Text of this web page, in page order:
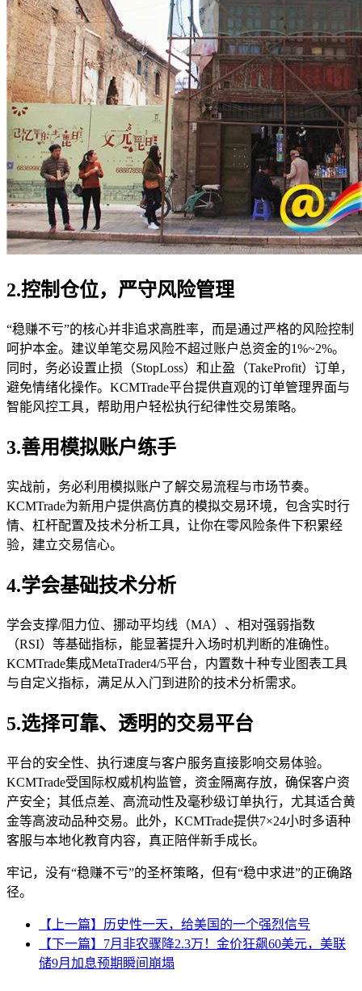
2.控制仓位，严守风险管理
“稳赚不亏”的核心并非追求高胜率，而是通过严格的风险控制
呵护本金。建议单笔交易风险不超过账户总资金的1%~2%。
同时，务必设置止损（StopLoss）和止盈（TakeProfit）订单，
避免情绪化操作。KCMTrade平台提供直观的订单管理界面与
智能风控工具，帮助用户轻松执行纪律性交易策略。
3.善用模拟账户练手
实战前，务必利用模拟账户了解交易流程与市场节奏。
KCMTrade为新用户提供高仿真的模拟交易环境，包含实时行
情、杠杆配置及技术分析工具，让你在零风险条件下积累经
验，建立交易信心。
4.学会基础技术分析
学会支撑/阻力位、挪动平均线（MA）、相对强弱指数
（RSI）等基础指标，能显著提升入场时机判断的准确性。
KCMTrade集成MetaTrader4/5平台，内置数十种专业图表工具
与自定义指标，满足从入门到进阶的技术分析需求。
5.选择可靠、透明的交易平台
平台的安全性、执行速度与客户服务直接影响交易体验。
KCMTrade受国际权威机构监管，资金隔离存放，确保客户资
产安全；其低点差、高流动性及毫秒级订单执行，尤其适合黄
金等高波动品种交易。此外，KCMTrade提供7×24小时多语种
客服与本地化教育内容，真正陪伴新手成长。
牢记，没有“稳赚不亏”的圣杯策略，但有“稳中求进”的正确路
径。
【上一篇】历史性一天，给美国的一个强烈信号
【下一篇】7月非农骤降2.3万！金价狂飙60美元，美联
储9月加息预期瞬间崩塌